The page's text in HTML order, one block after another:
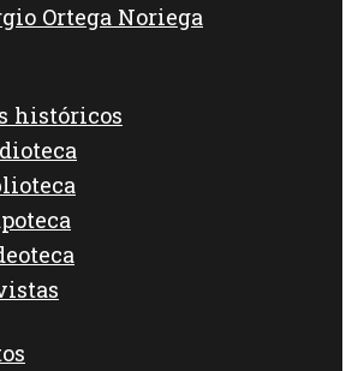
Ortega Noriega
históricos